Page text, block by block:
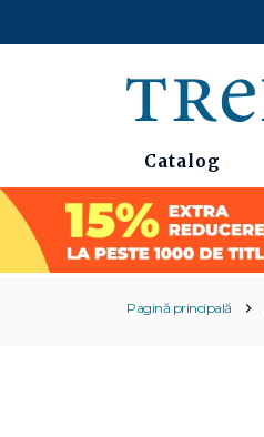
Catalog
Pagină principală